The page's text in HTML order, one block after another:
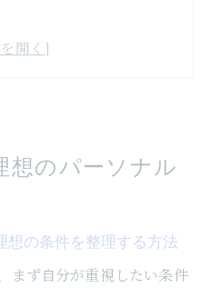
ソナルジム選択のポイ
利用で気を付けたい点
功へ導く秘訣
で失敗しないための視
想のパーソナル
想の条件を整理する方法
まず自分が重視したい条件